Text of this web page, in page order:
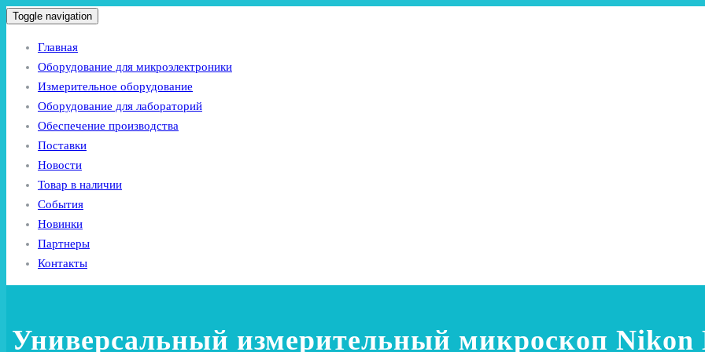
Toggle navigation
Главная
Оборудование для микроэлектроники
Измерительное оборудование
Оборудование для лабораторий
Обеспечение производства
Поставки
Новости
Товар в наличии
События
Новинки
Партнеры
Контакты
Универсальный измерительный микроскоп Nikon